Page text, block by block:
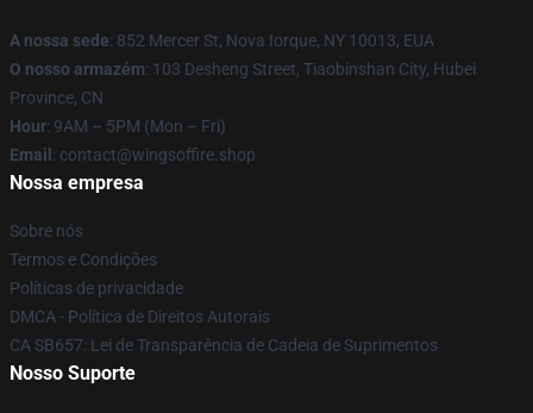
A nossa sede: 852 Mercer St, Nova Iorque, NY 10013, EUA
O nosso armazém: 103 Desheng Street, Tiaobinshan City, Hubei
Province, CN
Hour: 9AM – 5PM (Mon – Fri)
Email : contact@wingsoffire.shop
Nossa empresa
Sobre nós
Termos e Condições
Políticas de privacidade
DMCA - Política de Direitos Autorais
CA SB657: Lei de Transparência de Cadeia de Suprimentos
Nosso Suporte